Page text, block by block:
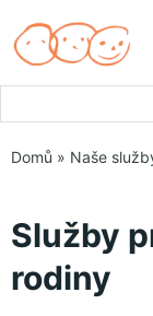
Domů » Naše
Služby
rodiny